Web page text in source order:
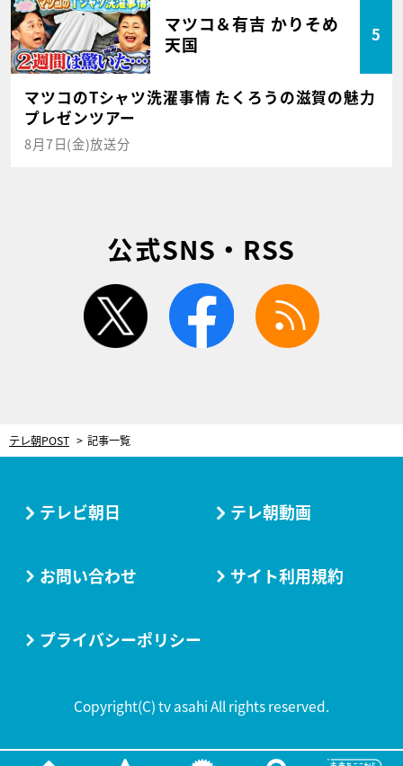
マツコ＆有吉 かりそめ
天国
5
マツコのTシャツ洗濯事情 たくろうの滋賀の魅力
プレゼンツアー
8月7日(金)放送分
公式SNS・RSS
twitter facebook
テレ朝POST 記事一覧
テレビ朝日 テレ朝動画
お問い合わせ サイト利用規約
プライバシーポリシー
Copyright(C) tv asahi All rights reserved.